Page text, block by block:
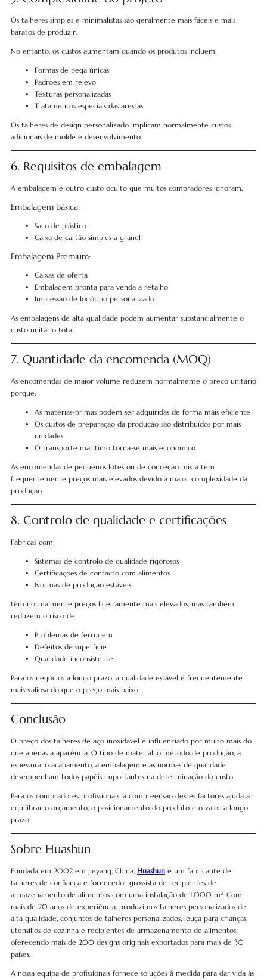
Os talheres simples e minimalistas são geralmente mais fáceis e mais
baratos de produzir.
No entanto, os custos aumentam quando os produtos incluem:
Formas de pega únicas
Padrões em relevo
Texturas personalizadas
Tratamentos especiais das arestas
Os talheres de design personalizado implicam normalmente custos
adicionais de molde e desenvolvimento.
6. Requisitos de embalagem
A embalagem é outro custo oculto que muitos compradores ignoram.
Embalagem básica:
Saco de plástico
Caixa de cartão simples a granel
Embalagem Premium:
Caixas de oferta
Embalagem pronta para venda a retalho
Impressão de logótipo personalizado
As embalagens de alta qualidade podem aumentar substancialmente o
custo unitário total.
7. Quantidade da encomenda (MOQ)
As encomendas de maior volume reduzem normalmente o preço unitário
porque:
As matérias-primas podem ser adquiridas de forma mais eficiente
Os custos de preparação da produção são distribuídos por mais
unidades
O transporte marítimo torna-se mais económico
As encomendas de pequenos lotes ou de conceção mista têm
frequentemente preços mais elevados devido à maior complexidade da
produção.
8. Controlo de qualidade e certificações
Fábricas com:
Sistemas de controlo de qualidade rigorosos
Certificações de contacto com alimentos
Normas de produção estáveis
têm normalmente preços ligeiramente mais elevados, mas também
reduzem o risco de:
Problemas de ferrugem
Defeitos de superfície
Qualidade inconsistente
Para os negócios a longo prazo, a qualidade estável é frequentemente
mais valiosa do que o preço mais baixo.
Conclusão
O preço dos talheres de aço inoxidável é influenciado por muito mais do
que apenas a aparência. O tipo de material, o método de produção, a
espessura, o acabamento, a embalagem e as normas de qualidade
desempenham todos papéis importantes na determinação do custo.
Para os compradores profissionais, a compreensão destes factores ajuda a
equilibrar o orçamento, o posicionamento do produto e o valor a longo
prazo.
Sobre Huashun
Fundada em 2002 em Jieyang, China, Huashuné um fabricante de
talheres de confiança e fornecedor grossista de recipientes de
armazenamento de alimentos com uma instalação de 1.000 m². Com
mais de 20 anos de experiência, produzimos talheres personalizados de
alta qualidade, conjuntos de talheres personalizados, louça para crianças,
utensílios de cozinha e recipientes de armazenamento de alimentos,
oferecendo mais de 200 designs originais exportados para mais de 30
países.
A nossa equipa de profissionais fornece soluções à medida para dar vida às